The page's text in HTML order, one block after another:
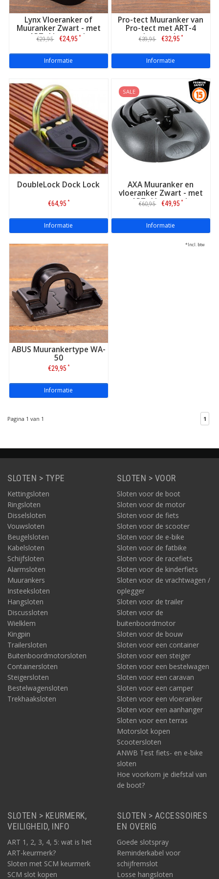
Een muuranker of vloeranker kopen op Slotenonline.nl?
Van een merk alsAXA SXPof DoubleLock
Bestelvóór 22.00 uuren uw gloednieuwe anker gaatdirect
dezelfde dagons magazijn uit!
Lynx Vloeranker of
Muuranker Zwart - met
ART-4 keurmerk
€29,95 €24,95 *
Informatie
Pro-tect Muuranker van
Pro-tect met ART-4
keurmerk
€39,95 €32,95 *
Informatie
DoubleLock Dock Lock
€64,95 *
Informatie
SALE
AXA Muuranker en
vloeranker Zwart - met
ART-4 keurmerk
€60,95 €49,95 *
Informatie
ABUS Muurankertype WA-
50
€29,95 *
Informatie
*Incl. btw
Pagina 1 van 1 1
SLOTEN > TYPE
Kettingsloten
Ringsloten
Disselsloten
Vouwsloten
Beugelsloten
Kabelsloten
Schijfsloten
Alarmsloten
Muurankers
Insteeksloten
Hangsloten
Discussloten
Wielklem
Kingpin
Trailersloten
Buitenboordmotorsloten
Containersloten
Steigersloten
Bestelwagensloten
Trekhaaksloten
SLOTEN > VOOR
Sloten voor de boot
Sloten voor de motor
Sloten voor de fiets
Sloten voor de scooter
Sloten voor de e-bike
Sloten voor de fatbike
Sloten voor de racefiets
Sloten voor de kinderfiets
Sloten voor de vrachtwagen /
oplegger
Sloten voor de trailer
Sloten voor de
buitenboordmotor
Sloten voor de bouw
Sloten voor een container
Sloten voor een steiger
Sloten voor een bestelwagen
Sloten voor een caravan
Sloten voor een camper
Sloten voor een vloeranker
Sloten voor een aanhanger
Sloten voor een terras
Motorslot kopen
Scootersloten
ANWB Test fiets- en e-bike
sloten
Hoe voorkom je diefstal van
de boot?
SLOTEN > KEURMERK,
VEILIGHEID, INFO
ART 1, 2, 3, 4, 5: wat is het
ART-keurmerk?
Sloten met SCM keurmerk
SCM slot kopen
SLOTEN > ACCESSOIRES
EN OVERIG
Goede slotspray
Reminderkabel voor
schijfremslot
Losse hangsloten